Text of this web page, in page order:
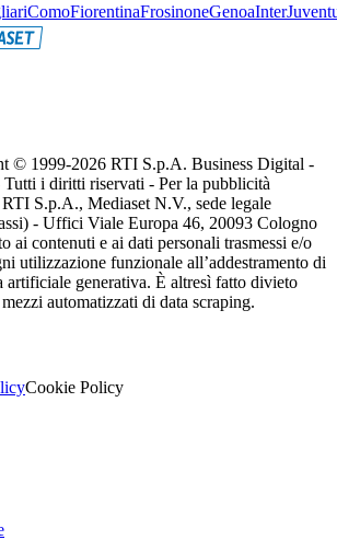
ComoFiorentinaFrosinoneGenoaInter
© 1999-2026 RTI S.p.A. Business Digital -
Tutti i diritti riservati - Per la pubblicità
S.p.A., Mediaset N.V., sede legale
- Uffici Viale Europa 46, 20093 Cologno
ai contenuti e ai dati personali trasmessi e/o
utilizzazione funzionale all’addestramento di
artificiale generativa. È altresì fatto divieto
automatizzati di data scraping.
Cookie Policy